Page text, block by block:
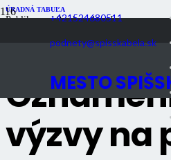
+421524680511
podnety@spisskabela.sk
MESTO
ÚRADNÁ TABUĽA
Publikované9 rokov dozadu
výzvy na